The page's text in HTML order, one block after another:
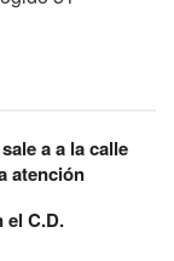
a a la calle
atención
el C.D.